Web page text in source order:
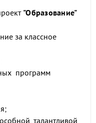
"Образование"
за классное
программ
талантливой